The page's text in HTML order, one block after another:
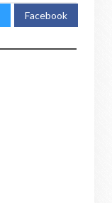
Facebook